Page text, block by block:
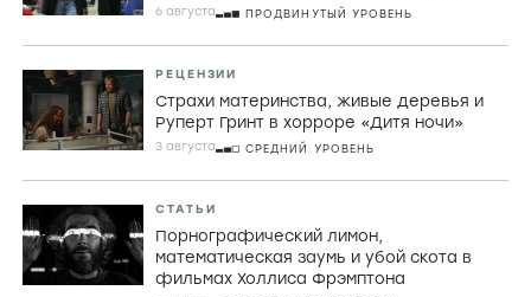
6 августа ПРОДВИНУТЫЙ УРОВЕНЬ
РЕЦЕНЗИИ
Страхи материнства, живые деревья и
Руперт Гринт в хорроре «Дитя ночи»
3 августа СРЕДНИЙ УРОВЕНЬ
СТАТЬИ
Порнографический лимон,
математическая заумь и убой скота в
фильмах Холлиса Фрэмптона